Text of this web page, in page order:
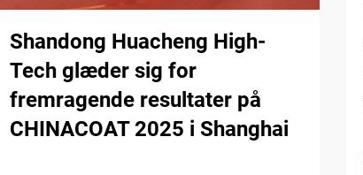
Shandong Huacheng High-
Tech glæder sig for
fremragende resultater på
CHINACOAT 2025 i Shanghai